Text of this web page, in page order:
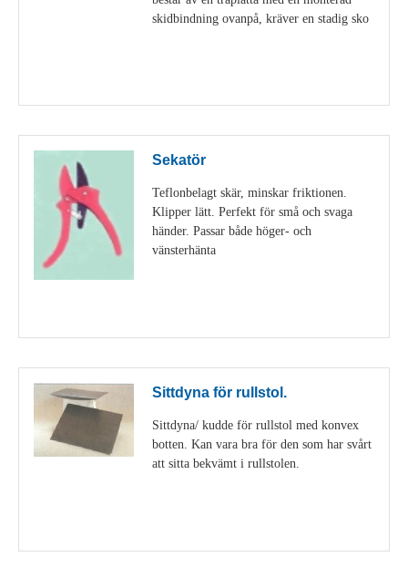
skidbindning ovanpå, kräver en stadig sko
Sekatör
Teflonbelagt skär, minskar friktionen.
Klipper lätt. Perfekt för små och svaga
händer. Passar både höger- och
vänsterhänta
Sittdyna för rullstol.
Sittdyna/ kudde för rullstol med konvex
botten. Kan vara bra för den som har svårt
att sitta bekvämt i rullstolen.